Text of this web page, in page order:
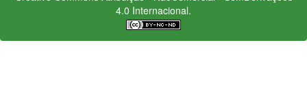
4.0 Internacional.